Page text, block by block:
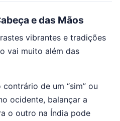
e das Mãos
vibrantes e tradições
vai muito além das
contrário de um “sim” ou
ocidente, balançar a
o outro na Índia pode